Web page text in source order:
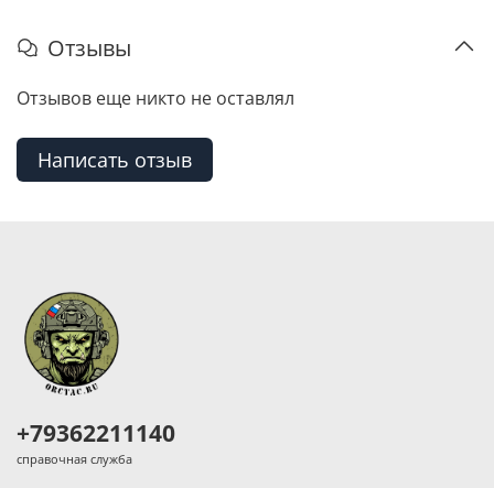
Отзывы
Отзывов еще никто не оставлял
Написать отзыв
+79362211140
справочная служба